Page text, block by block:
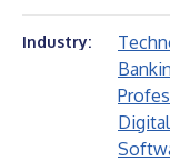
Industry: